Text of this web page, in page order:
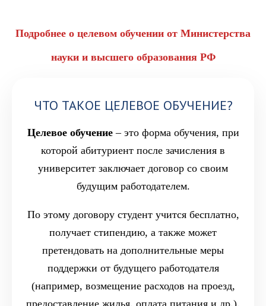
Подробнее о целевом обучении от Министерства
науки и высшего образования РФ
ЧТО ТАКОЕ ЦЕЛЕВОЕ ОБУЧЕНИЕ?
Целевое обучение– это форма обучения, при
которой абитуриент после зачисления в
университет заключает договор со своим
будущим работодателем.
По этому договору студент учится бесплатно,
получает стипендию, а также может
претендовать на дополнительные меры
поддержки от будущего работодателя
(например, возмещение расходов на проезд,
предоставление жилья, оплата питания и др.).